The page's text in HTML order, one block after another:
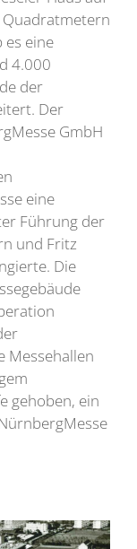
Quadratmetern
es eine
4.000
der
Der
GmbH
eine
Führung der
und Fritz
Die
Messehallen
gehoben, ein